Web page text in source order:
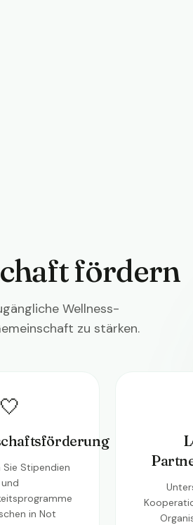
fördern
Wellness-
zu stärken.
🤍
Sie Stipendien
und
in Not